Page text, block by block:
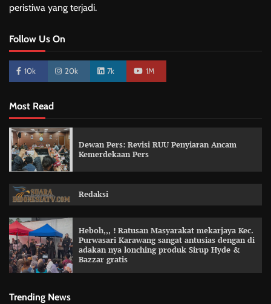
peristiwa yang terjadi.
Follow Us On
10k 20k 7k 1M
Most Read
Dewan Pers: Revisi RUU Penyiaran Ancam
Kemerdekaan Pers
Redaksi
Heboh,,, ! Ratusan Masyarakat mekarjaya Kec.
Purwasari Karawang sangat antusias dengan di
adakan nya lonching produk Sirup Hyde &
Bazzar gratis
Trending News